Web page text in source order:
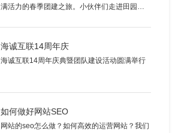
满活力的春季团建之旅。小伙伴们走进田园，
海诚互联14周年庆
海诚互联14周年庆典暨团队建设活动圆满举行
如何做好网站SEO
网站的seo怎么做？如何高效的运营网站？我们